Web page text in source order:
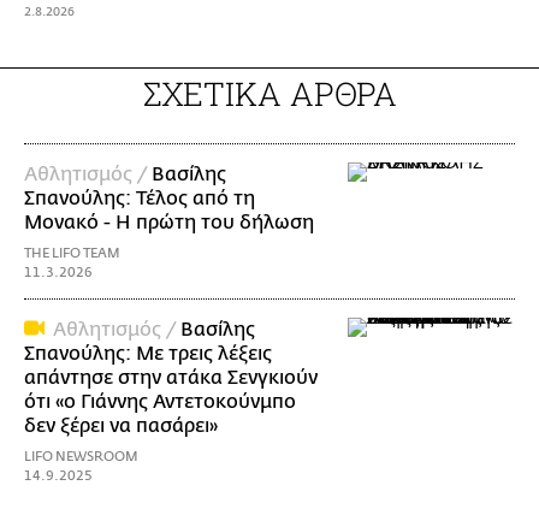
2.8.2026
ΣΧΕΤΙΚΑ ΑΡΘΡΑ
Αθλητισμός / Βασίλης
Σπανούλης: Τέλος από τη
Μονακό - Η πρώτη του δήλωση
THE LIFO TEAM
11.3.2026
Αθλητισμός / Βασίλης
Σπανούλης: Με τρεις λέξεις
απάντησε στην ατάκα Σενγκιούν
ότι «ο Γιάννης Αντετοκούνμπο
δεν ξέρει να πασάρει»
LIFO NEWSROOM
14.9.2025